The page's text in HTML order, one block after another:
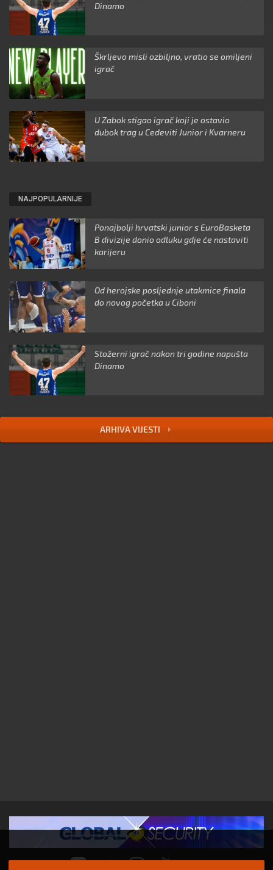
Dinamo
Škrljevo misli ozbiljno, vratio se omiljeni
igrač
U Zabok stigao igrač koji je ostavio
dubok trag u Cedeviti Junior i Kvarneru
NAJPOPULARNIJE
Ponajbolji hrvatski junior s EuroBasketa
B divizije donio odluku gdje će nastaviti
karijeru
Od herojske posljednje utakmice finala
do novog početka u Ciboni
Stožerni igrač nakon tri godine napušta
Dinamo
ARHIVA VIJESTI